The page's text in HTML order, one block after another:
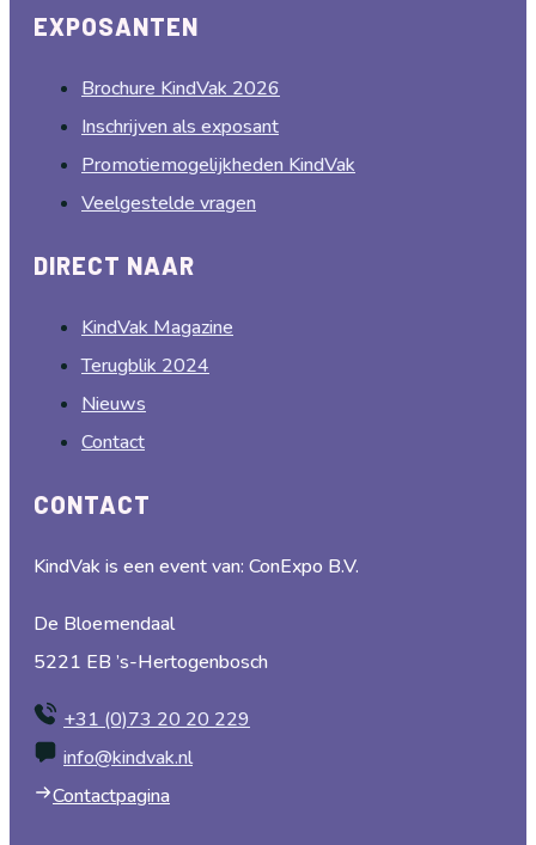
EXPOSANTEN
Brochure KindVak 2026
Inschrijven als exposant
Promotiemogelijkheden KindVak
Veelgestelde vragen
DIRECT NAAR
KindVak Magazine
Terugblik 2024
Nieuws
Contact
CONTACT
KindVak is een event van: ConExpo B.V.
De Bloemendaal
5221 EB ’s-Hertogenbosch
+31 (0)73 20 20 229
info@kindvak.nl
Contactpagina